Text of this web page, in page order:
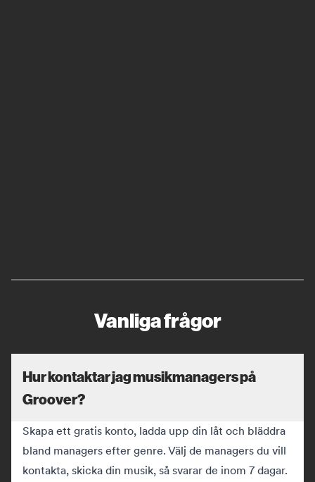
Vanliga frågor
Hur kontaktar jag musikmanagers på
Groover?
Skapa ett gratis konto, ladda upp din låt och bläddra
bland managers efter genre. Välj de managers du vill
kontakta, skicka din musik, så svarar de inom 7 dagar.